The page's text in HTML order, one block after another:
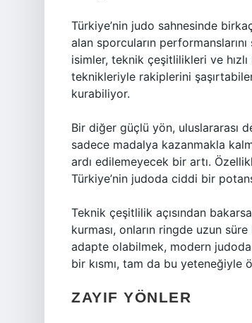
Türkiye’nin judo sahnesinde
alan sporcuların
isimler, teknik çeşitlilikleri ve
teknikleriyle rakiplerini
kurabiliyor.
Bir diğer güçlü yön, uluslararası
sadece madalya kazanmakla
ardı edilemeyecek bir artı.
Türkiye’nin judoda ciddi bir
Teknik çeşitlilik açısından
kurması, onların ringde uzun
adapte olabilmek, modern judoda
bir kısmı, tam da bu yeteneğiyle
ZAYIF YÖNLER